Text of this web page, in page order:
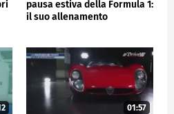
pausa estiva della Formula 1:
il suo allenamento
01:57